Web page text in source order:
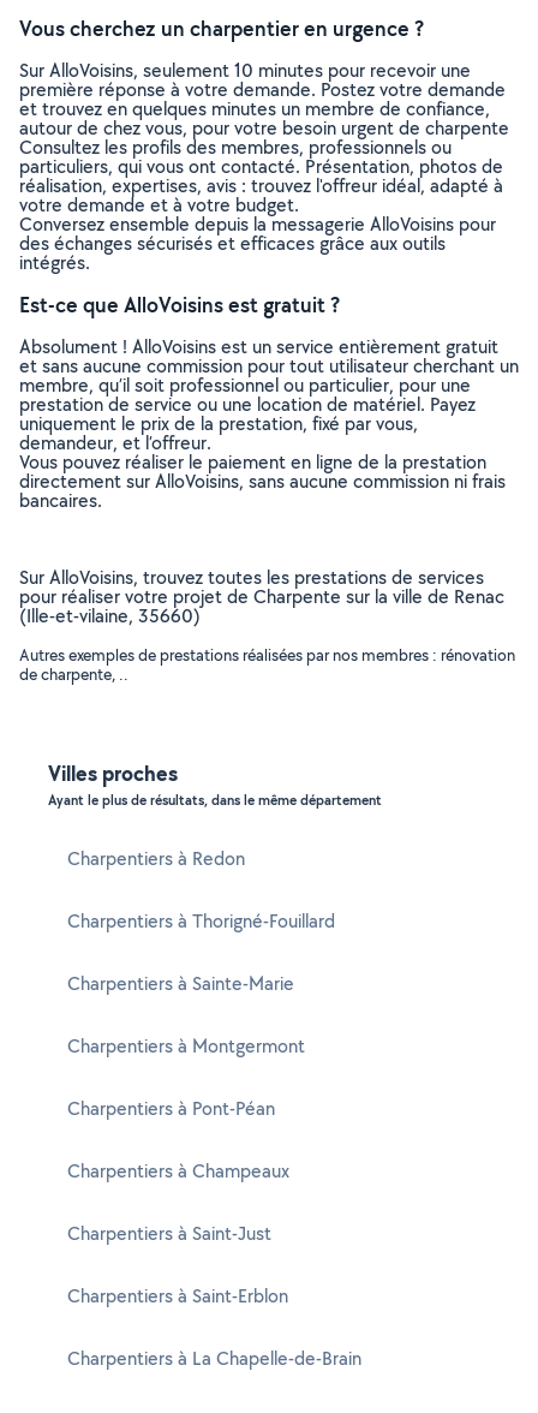
Vous cherchez un charpentier en urgence ?
Sur AlloVoisins, seulement 10 minutes pour recevoir une
première réponse à votre demande. Postez votre demande
et trouvez en quelques minutes un membre de confiance,
autour de chez vous, pour votre besoin urgent de charpente
Consultez les profils des membres, professionnels ou
particuliers, qui vous ont contacté. Présentation, photos de
réalisation, expertises, avis : trouvez l'offreur idéal, adapté à
votre demande et à votre budget.
Conversez ensemble depuis la messagerie AlloVoisins pour
des échanges sécurisés et efficaces grâce aux outils
intégrés.
Est-ce que AlloVoisins est gratuit ?
Absolument ! AlloVoisins est un service entièrement gratuit
et sans aucune commission pour tout utilisateur cherchant un
membre, qu’il soit professionnel ou particulier, pour une
prestation de service ou une location de matériel. Payez
uniquement le prix de la prestation, fixé par vous,
demandeur, et l’offreur.
Vous pouvez réaliser le paiement en ligne de la prestation
directement sur AlloVoisins, sans aucune commission ni frais
bancaires.
Sur AlloVoisins, trouvez toutes les prestations de services
pour réaliser votre projet de Charpente sur la ville de Renac
(Ille-et-vilaine, 35660)
Autres exemples de prestations réalisées par nos membres : rénovation
de charpente, ..
Villes proches
Ayant le plus de résultats, dans le même département
Charpentiers à Redon
Charpentiers à Thorigné-Fouillard
Charpentiers à Sainte-Marie
Charpentiers à Montgermont
Charpentiers à Pont-Péan
Charpentiers à Champeaux
Charpentiers à Saint-Just
Charpentiers à Saint-Erblon
Charpentiers à La Chapelle-de-Brain